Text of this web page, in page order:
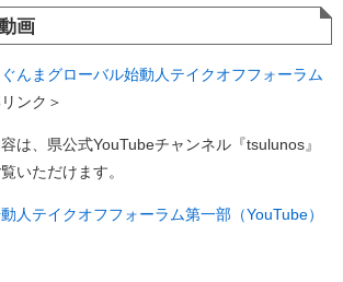
画
ぐんまグローバル始動人テイクオフフォーラム
ンク＞
は、県公式YouTubeチャンネル『tsulunos』
いただけます。
人テイクオフフォーラム第一部（YouTube）